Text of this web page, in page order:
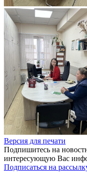
Версия для печати
Подпишитесь на
интересующую Вас
Подписаться на